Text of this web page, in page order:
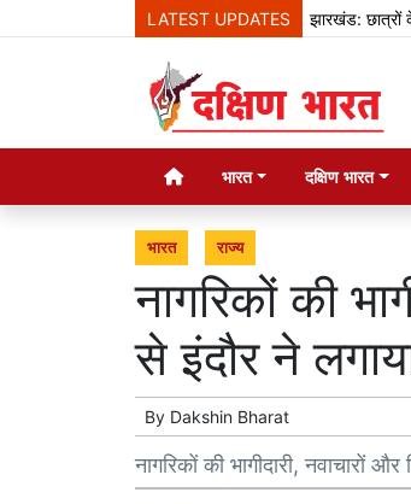
LATEST UPDATESझारखंड: छात्रों के विरोध
भारत दक्षिण भारत
भारत राज्य
नागरिकों की
से इंदौर ने
By Dakshin Bharat
नागरिकों की भागीदारी, नवाचारों